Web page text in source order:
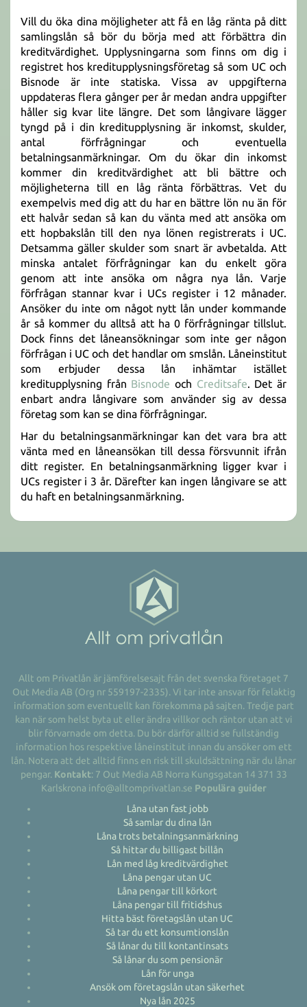
Vill du öka dina möjligheter att få en låg ränta på ditt
samlingslån så bör du börja med att förbättra din
kreditvärdighet. Upplysningarna som finns om dig i
registret hos kreditupplysningsföretag så som UC och
Bisnode är inte statiska. Vissa av uppgifterna
uppdateras flera gånger per år medan andra uppgifter
håller sig kvar lite längre. Det som långivare lägger
tyngd på i din kreditupplysning är inkomst, skulder,
antal förfrågningar och eventuella
betalningsanmärkningar. Om du ökar din inkomst
kommer din kreditvärdighet att bli bättre och
möjligheterna till en låg ränta förbättras. Vet du
exempelvis med dig att du har en bättre lön nu än för
ett halvår sedan så kan du vänta med att ansöka om
ett hopbakslån till den nya lönen registrerats i UC.
Detsamma gäller skulder som snart är avbetalda. Att
minska antalet förfrågningar kan du enkelt göra
genom att inte ansöka om några nya lån. Varje
förfrågan stannar kvar i UCs register i 12 månader.
Ansöker du inte om något nytt lån under kommande
år så kommer du alltså att ha 0 förfrågningar tillslut.
Dock finns det låneansökningar som inte ger någon
förfrågan i UC och det handlar om smslån. Låneinstitut
som erbjuder dessa lån inhämtar istället
kreditupplysning från Bisnode och Creditsafe. Det är
enbart andra långivare som använder sig av dessa
företag som kan se dina förfrågningar.
Har du betalningsanmärkningar kan det vara bra att
vänta med en låneansökan till dessa försvunnit ifrån
ditt register. En betalningsanmärkning ligger kvar i
UCs register i 3 år. Därefter kan ingen långivare se att
du haft en betalningsanmärkning.
Allt om Privatlån är jämförelsesajt från det svenska företaget 7
Out Media AB (Org nr 559197-2335). Vi tar inte ansvar för felaktig
information som eventuellt kan förekomma på sajten. Tredje part
kan när som helst byta ut eller ändra villkor och räntor utan att vi
blir förvarnade om detta. Du bör därför alltid se fullständig
information hos respektive låneinstitut innan du ansöker om ett
lån. Notera att det alltid finns en risk till skuldsättning när du lånar
pengar. Kontakt: 7 Out Media AB Norra Kungsgatan 14 371 33
Karlskrona info@alltomprivatlan.se Populära guider
Låna utan fast jobb
Så samlar du dina lån
Låna trots betalningsanmärkning
Så hittar du billigast billån
Lån med låg kreditvärdighet
Låna pengar utan UC
Låna pengar till körkort
Låna pengar till fritidshus
Hitta bäst företagslån utan UC
Så tar du ett konsumtionslån
Så lånar du till kontantinsats
Så lånar du som pensionär
Lån för unga
Ansök om företagslån utan säkerhet
Nya lån 2025